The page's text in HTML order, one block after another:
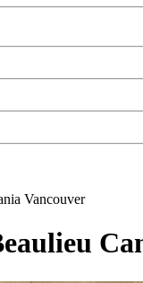
Vancouver